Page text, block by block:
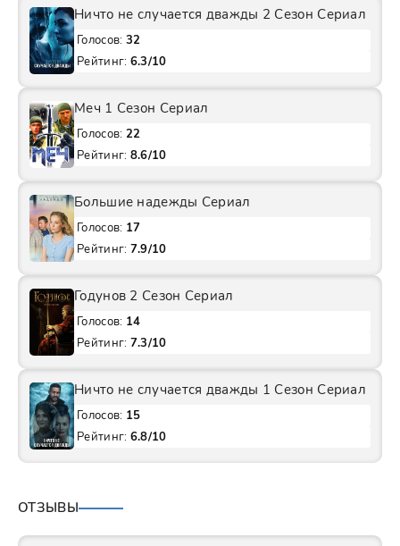
Ничто не случается дважды 2 Сезон Сериал
Голосов: 32
Рейтинг: 6.3/10
Меч 1 Сезон Сериал
Голосов: 22
Рейтинг: 8.6/10
Большие надежды Сериал
Голосов: 17
Рейтинг: 7.9/10
Годунов 2 Сезон Сериал
Голосов: 14
Рейтинг: 7.3/10
Ничто не случается дважды 1 Сезон Сериал
Голосов: 15
Рейтинг: 6.8/10
ОТЗЫВЫ